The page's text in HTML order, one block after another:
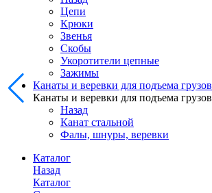
Цепи
Крюки
Звенья
Скобы
Укоротители цепные
Зажимы
Канаты и веревки для подъема грузов
Канаты и веревки для подъема грузов
Назад
Канат стальной
Фалы, шнуры, веревки
Каталог
Назад
Каталог